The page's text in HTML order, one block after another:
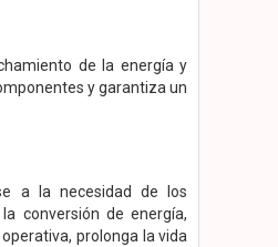
de la energía y
y garantiza un
a la necesidad de los
conversión de energía,
prolonga la vida